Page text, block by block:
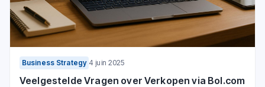
Business Strategy 4 juin 2025
Veelgestelde Vragen over Verkopen via Bol.com